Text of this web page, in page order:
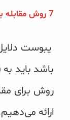
کینوا
زیتون
7 روش مقابله با یبوست
یبوست
باشد باید
روش برای
ارائه